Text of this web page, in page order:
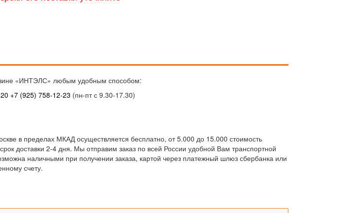
«ИНТЭЛС» любым удобным способом:
+7 (925) 758-12-23 (пн-пт с 9.30-17.30)
в пределах МКАД осуществляется бесплатно, от 5.000 до 15.000 стоимость
доставки 2-4 дня. Мы отправим заказ по всей России удобной Вам транспортной
наличными при получении заказа, картой через платежный шлюз сбербанка или
счету.